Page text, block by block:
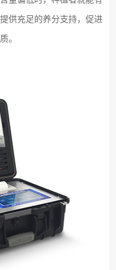
供充足的养分支持，促进
。